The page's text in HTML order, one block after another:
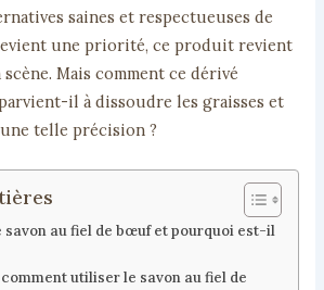
saines et respectueuses de
une priorité, ce produit revient
Mais comment ce dérivé
il à dissoudre les graisses et
telle précision ?
savon au fiel de bœuf et pourquoi est-il
comment utiliser le savon au fiel de